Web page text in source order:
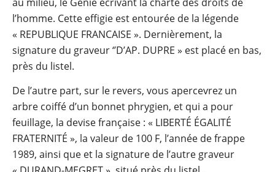
l’homme. Cette effigie est entourée de la légende
« REPUBLIQUE FRANCAISE ». Dernièrement, la
signature du graveur ‘’D’AP. DUPRE » est placé en bas,
près du listel.
De l’autre part, sur le revers, vous apercevrez un
arbre coiffé d’un bonnet phrygien, et qui a pour
feuillage, la devise française : « LIBERTÉ ÉGALITÉ
FRATERNITÉ », la valeur de 100 F, l’année de frappe
1989, ainsi que et la signature de l’autre graveur